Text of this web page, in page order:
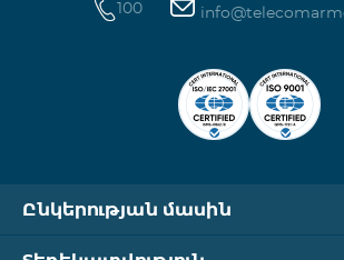
100
Ընկերության մասին